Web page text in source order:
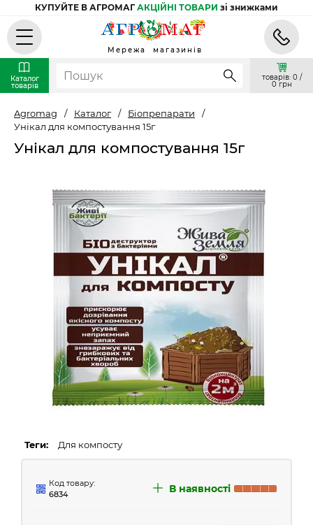
КУПУЙТЕ В АГРОМАГ АКЦІЙНІ ТОВАРИ зі знижками
Мережа магазинів
Каталог
товарів
товарів: 0 /
0 грн
Agromag / Каталог / Біопрепарати
/
Унікал для компостування 15г
Унікал для компостування 15г
Теги: Для компосту
Код товару:
6834
В наявності